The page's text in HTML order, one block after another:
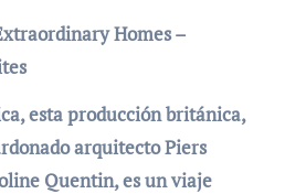
Homes –
esta producción británica,
arquitecto Piers
Quentin, es un viaje